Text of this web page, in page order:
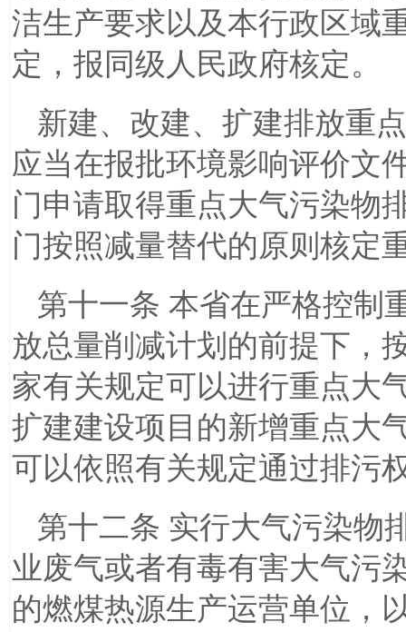
洁生产要求以及本行政区域
定，报同级人民政府核定。
新建、改建、扩建排放重
应当在报批环境影响评价文
门申请取得重点大气污染物
门按照减量替代的原则核定
第十一条 本省在严格控制
放总量削减计划的前提下，
家有关规定可以进行重点大
扩建建设项目的新增重点大
可以依照有关规定通过排污
第十二条 实行大气污染物
业废气或者有毒有害大气污
的燃煤热源生产运营单位，